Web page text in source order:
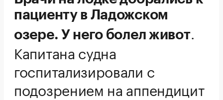
пациенту в Ладожском
озере. У него болел живот.
Капитана судна
госпитализировали с
подозрением на аппендицит